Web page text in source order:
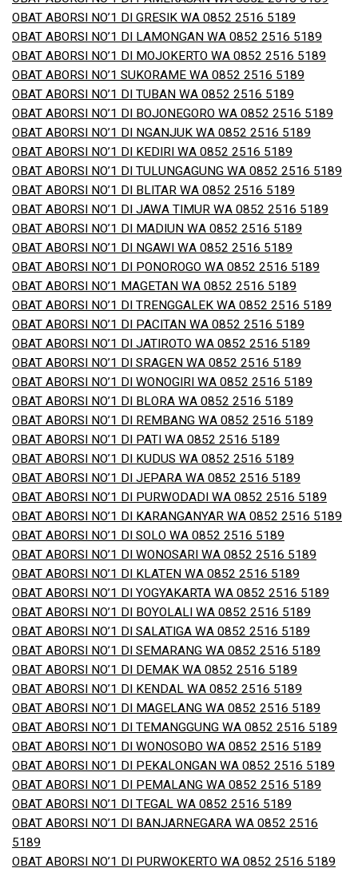
OBAT ABORSI NO’1 DI GRESIK WA 0852 2516 5189
OBAT ABORSI NO’1 DI LAMONGAN WA 0852 2516 5189
OBAT ABORSI NO’1 DI MOJOKERTO WA 0852 2516 5189
OBAT ABORSI NO’1 SUKORAME WA 0852 2516 5189
OBAT ABORSI NO’1 DI TUBAN WA 0852 2516 5189
OBAT ABORSI NO’1 DI BOJONEGORO WA 0852 2516 5189
OBAT ABORSI NO’1 DI NGANJUK WA 0852 2516 5189
OBAT ABORSI NO’1 DI KEDIRI WA 0852 2516 5189
OBAT ABORSI NO’1 DI TULUNGAGUNG WA 0852 2516 5189
OBAT ABORSI NO’1 DI BLITAR WA 0852 2516 5189
OBAT ABORSI NO’1 DI JAWA TIMUR WA 0852 2516 5189
OBAT ABORSI NO’1 DI MADIUN WA 0852 2516 5189
OBAT ABORSI NO’1 DI NGAWI WA 0852 2516 5189
OBAT ABORSI NO’1 DI PONOROGO WA 0852 2516 5189
OBAT ABORSI NO’1 MAGETAN WA 0852 2516 5189
OBAT ABORSI NO’1 DI TRENGGALEK WA 0852 2516 5189
OBAT ABORSI NO’1 DI PACITAN WA 0852 2516 5189
OBAT ABORSI NO’1 DI JATIROTO WA 0852 2516 5189
OBAT ABORSI NO’1 DI SRAGEN WA 0852 2516 5189
OBAT ABORSI NO’1 DI WONOGIRI WA 0852 2516 5189
OBAT ABORSI NO’1 DI BLORA WA 0852 2516 5189
OBAT ABORSI NO’1 DI REMBANG WA 0852 2516 5189
OBAT ABORSI NO’1 DI PATI WA 0852 2516 5189
OBAT ABORSI NO’1 DI KUDUS WA 0852 2516 5189
OBAT ABORSI NO’1 DI JEPARA WA 0852 2516 5189
OBAT ABORSI NO’1 DI PURWODADI WA 0852 2516 5189
OBAT ABORSI NO’1 DI KARANGANYAR WA 0852 2516 5189
OBAT ABORSI NO’1 DI SOLO WA 0852 2516 5189
OBAT ABORSI NO’1 DI WONOSARI WA 0852 2516 5189
OBAT ABORSI NO’1 DI KLATEN WA 0852 2516 5189
OBAT ABORSI NO’1 DI YOGYAKARTA WA 0852 2516 5189
OBAT ABORSI NO’1 DI BOYOLALI WA 0852 2516 5189
OBAT ABORSI NO’1 DI SALATIGA WA 0852 2516 5189
OBAT ABORSI NO’1 DI SEMARANG WA 0852 2516 5189
OBAT ABORSI NO’1 DI DEMAK WA 0852 2516 5189
OBAT ABORSI NO’1 DI KENDAL WA 0852 2516 5189
OBAT ABORSI NO’1 DI MAGELANG WA 0852 2516 5189
OBAT ABORSI NO’1 DI TEMANGGUNG WA 0852 2516 5189
OBAT ABORSI NO’1 DI WONOSOBO WA 0852 2516 5189
OBAT ABORSI NO’1 DI PEKALONGAN WA 0852 2516 5189
OBAT ABORSI NO’1 DI PEMALANG WA 0852 2516 5189
OBAT ABORSI NO’1 DI TEGAL WA 0852 2516 5189
OBAT ABORSI NO’1 DI BANJARNEGARA WA 0852 2516
5189
OBAT ABORSI NO’1 DI PURWOKERTO WA 0852 2516 5189